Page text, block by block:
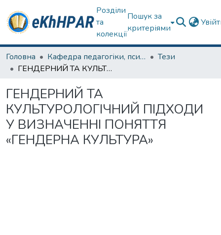
Розділи
та
колекції
Пошук за
критеріями
Головна Кафедра педагогіки, психології, початкової освіти та освітнього менеджменту
Тези
ГЕНДЕРНИЙ ТА КУЛЬТУРОЛОГІЧНИЙ ПІДХОДИ У ВИЗНАЧЕННІ ПОНЯТТЯ «ГЕНДЕРНА КУЛЬТУРА»
ГЕНДЕРНИЙ ТА
КУЛЬТУРОЛОГІЧНИЙ ПІДХОДИ
У ВИЗНАЧЕННІ ПОНЯТТЯ
«ГЕНДЕРНА КУЛЬТУРА»